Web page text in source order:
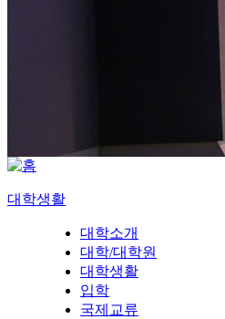
대학생활
대학소개
대학/대학원
대학생활
입학
국제교류